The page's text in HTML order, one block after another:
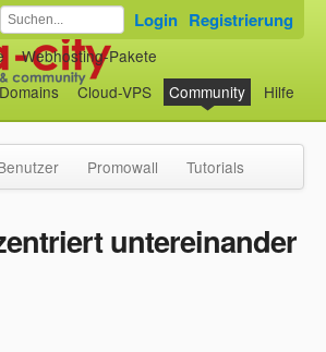
Webhosting-Pakete
Domains Cloud-VPS Community Hilfe
Login Registrierung
Promowall Tutorials
untereinander